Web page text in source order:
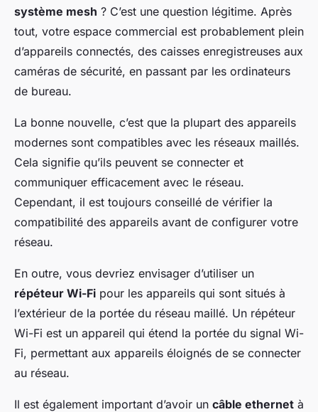
système mesh ? C’est une question légitime. Après
tout, votre espace commercial est probablement plein
d’appareils connectés, des caisses enregistreuses aux
caméras de sécurité, en passant par les ordinateurs
de bureau.
La bonne nouvelle, c’est que la plupart des appareils
modernes sont compatibles avec les réseaux maillés.
Cela signifie qu’ils peuvent se connecter et
communiquer efficacement avec le réseau.
Cependant, il est toujours conseillé de vérifier la
compatibilité des appareils avant de configurer votre
réseau.
En outre, vous devriez envisager d’utiliser un
répéteur Wi-Fi pour les appareils qui sont situés à
l’extérieur de la portée du réseau maillé. Un répéteur
Wi-Fi est un appareil qui étend la portée du signal Wi-
Fi, permettant aux appareils éloignés de se connecter
au réseau.
Il est également important d’avoir un câble ethernet à